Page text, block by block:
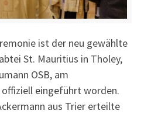
ist der neu gewählte
St. Mauritius in Tholey,
OSB, am
eingeführt worden.
aus Trier erteilte